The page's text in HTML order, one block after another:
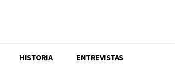
HISTORIA ENTREVISTAS